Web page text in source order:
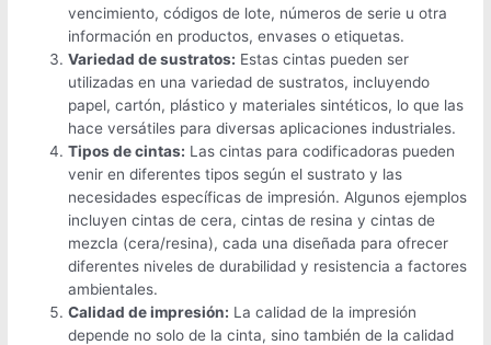
vencimiento, códigos de lote, números de serie u otra
información en productos, envases o etiquetas.
Variedad de sustratos: Estas cintas pueden ser
utilizadas en una variedad de sustratos, incluyendo
papel, cartón, plástico y materiales sintéticos, lo que las
hace versátiles para diversas aplicaciones industriales.
Tipos de cintas: Las cintas para codificadoras pueden
venir en diferentes tipos según el sustrato y las
necesidades específicas de impresión. Algunos ejemplos
incluyen cintas de cera, cintas de resina y cintas de
mezcla (cera/resina), cada una diseñada para ofrecer
diferentes niveles de durabilidad y resistencia a factores
ambientales.
Calidad de impresión: La calidad de la impresión
depende no solo de la cinta, sino también de la calidad